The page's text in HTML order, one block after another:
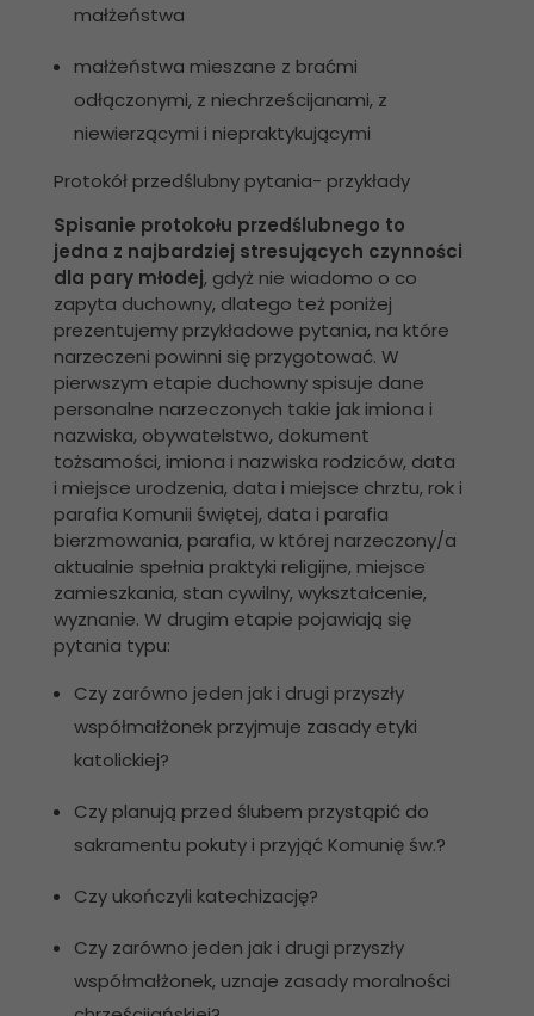
małżeństwa
małżeństwa mieszane z braćmi
odłączonymi, z niechrześcijanami, z
niewierzącymi i niepraktykującymi
Protokół przedślubny pytania- przykłady
Spisanie protokołu przedślubnego to
jedna z najbardziej stresujących czynności
dla pary młodej, gdyż nie wiadomo o co
zapyta duchowny, dlatego też poniżej
prezentujemy przykładowe pytania, na które
narzeczeni powinni się przygotować. W
pierwszym etapie duchowny spisuje dane
personalne narzeczonych takie jak imiona i
nazwiska, obywatelstwo, dokument
tożsamości, imiona i nazwiska rodziców, data
i miejsce urodzenia, data i miejsce chrztu, rok i
parafia Komunii świętej, data i parafia
bierzmowania, parafia, w której narzeczony/a
aktualnie spełnia praktyki religijne, miejsce
zamieszkania, stan cywilny, wykształcenie,
wyznanie. W drugim etapie pojawiają się
pytania typu:
Czy zarówno jeden jak i drugi przyszły
współmałżonek przyjmuje zasady etyki
katolickiej?
Czy planują przed ślubem przystąpić do
sakramentu pokuty i przyjąć Komunię św.?
Czy ukończyli katechizację?
Czy zarówno jeden jak i drugi przyszły
współmałżonek, uznaje zasady moralności